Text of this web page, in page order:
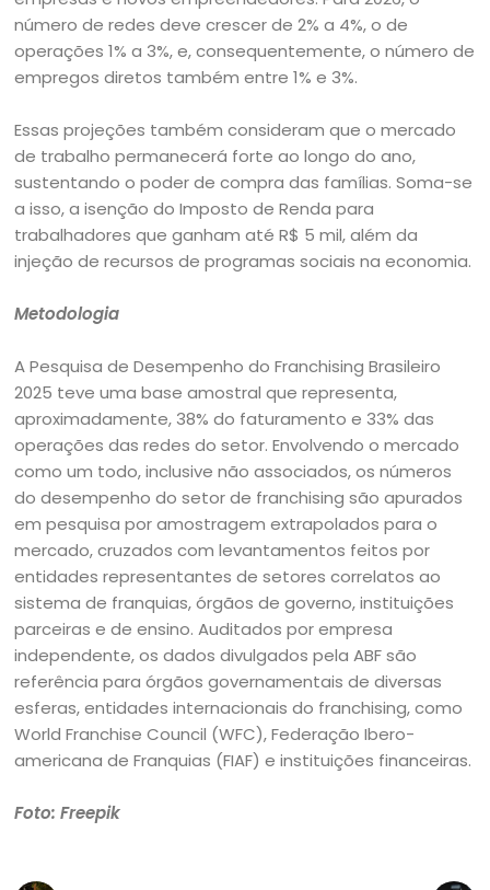
número de redes deve crescer de 2% a 4%, o de
operações 1% a 3%, e, consequentemente, o número de
empregos diretos também entre 1% e 3%.
Essas projeções também consideram que o mercado
de trabalho permanecerá forte ao longo do ano,
sustentando o poder de compra das famílias. Soma-se
a isso, a isenção do Imposto de Renda para
trabalhadores que ganham até R$ 5 mil, além da
injeção de recursos de programas sociais na economia.
Metodologia
A Pesquisa de Desempenho do Franchising Brasileiro
2025 teve uma base amostral que representa,
aproximadamente, 38% do faturamento e 33% das
operações das redes do setor. Envolvendo o mercado
como um todo, inclusive não associados, os números
do desempenho do setor de franchising são apurados
em pesquisa por amostragem extrapolados para o
mercado, cruzados com levantamentos feitos por
entidades representantes de setores correlatos ao
sistema de franquias, órgãos de governo, instituições
parceiras e de ensino. Auditados por empresa
independente, os dados divulgados pela ABF são
referência para órgãos governamentais de diversas
esferas, entidades internacionais do franchising, como
World Franchise Council (WFC), Federação Ibero-
americana de Franquias (FIAF) e instituições financeiras.
Foto: Freepik